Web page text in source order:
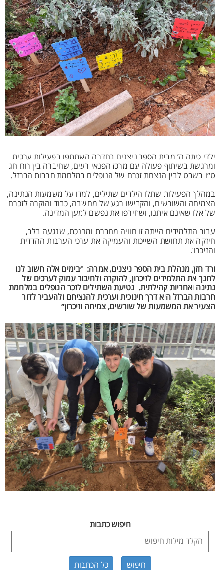
ילדי כיתה ה’ מבית הספר ניצנים בחדרה השתתפו בפעילות ערכית
ומרגשת בשיתוף פעולה עם מרכז הפנאי רעים, שחיברה בין רוח חג
ט״ו בשבט לבין הנצחת זכרם של הנופלים במלחמת חרבות הברזל.
במהלך הפעילות שתלו הילדים שתילים, למדו על משמעות הנתינה,
הצמיחה והשורשים, והקדישו רגע של מחשבה, כבוד והוקרה לזכרם
של אלו שאינם איתנו, ושחירפו את נפשם למען המדינה.
עבור התלמידים הייתה זו חוויה מחברת ומחנכת, שנגעה בלב,
חיזקה את תחושת השייכות והעמיקה את ערכי הערבות ההדדית
והזיכרון.
ורד חזן, מנהלת בית הספר ניצנים, אמרה: ״בימים אלה חשוב לנו
לחנך את התלמידים לזיכרון, להוקרה ולחיבור עמוק לערכים של
נתינה ואחריות קהילתית. נטיעת השתילים לזכר הנופלים במלחמת
חרבות הברזל היא דרך חינוכית וערכית להנציחם ולהעביר לדור
הצעיר את המשמעות של שורשים, צמיחה וזיכרון״
חיפוש כתבות
כל הכתבות